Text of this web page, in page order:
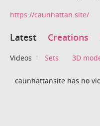
https://caunhattan.site/
Latest Creations
Videos Sets 3D
caunhattansite has no